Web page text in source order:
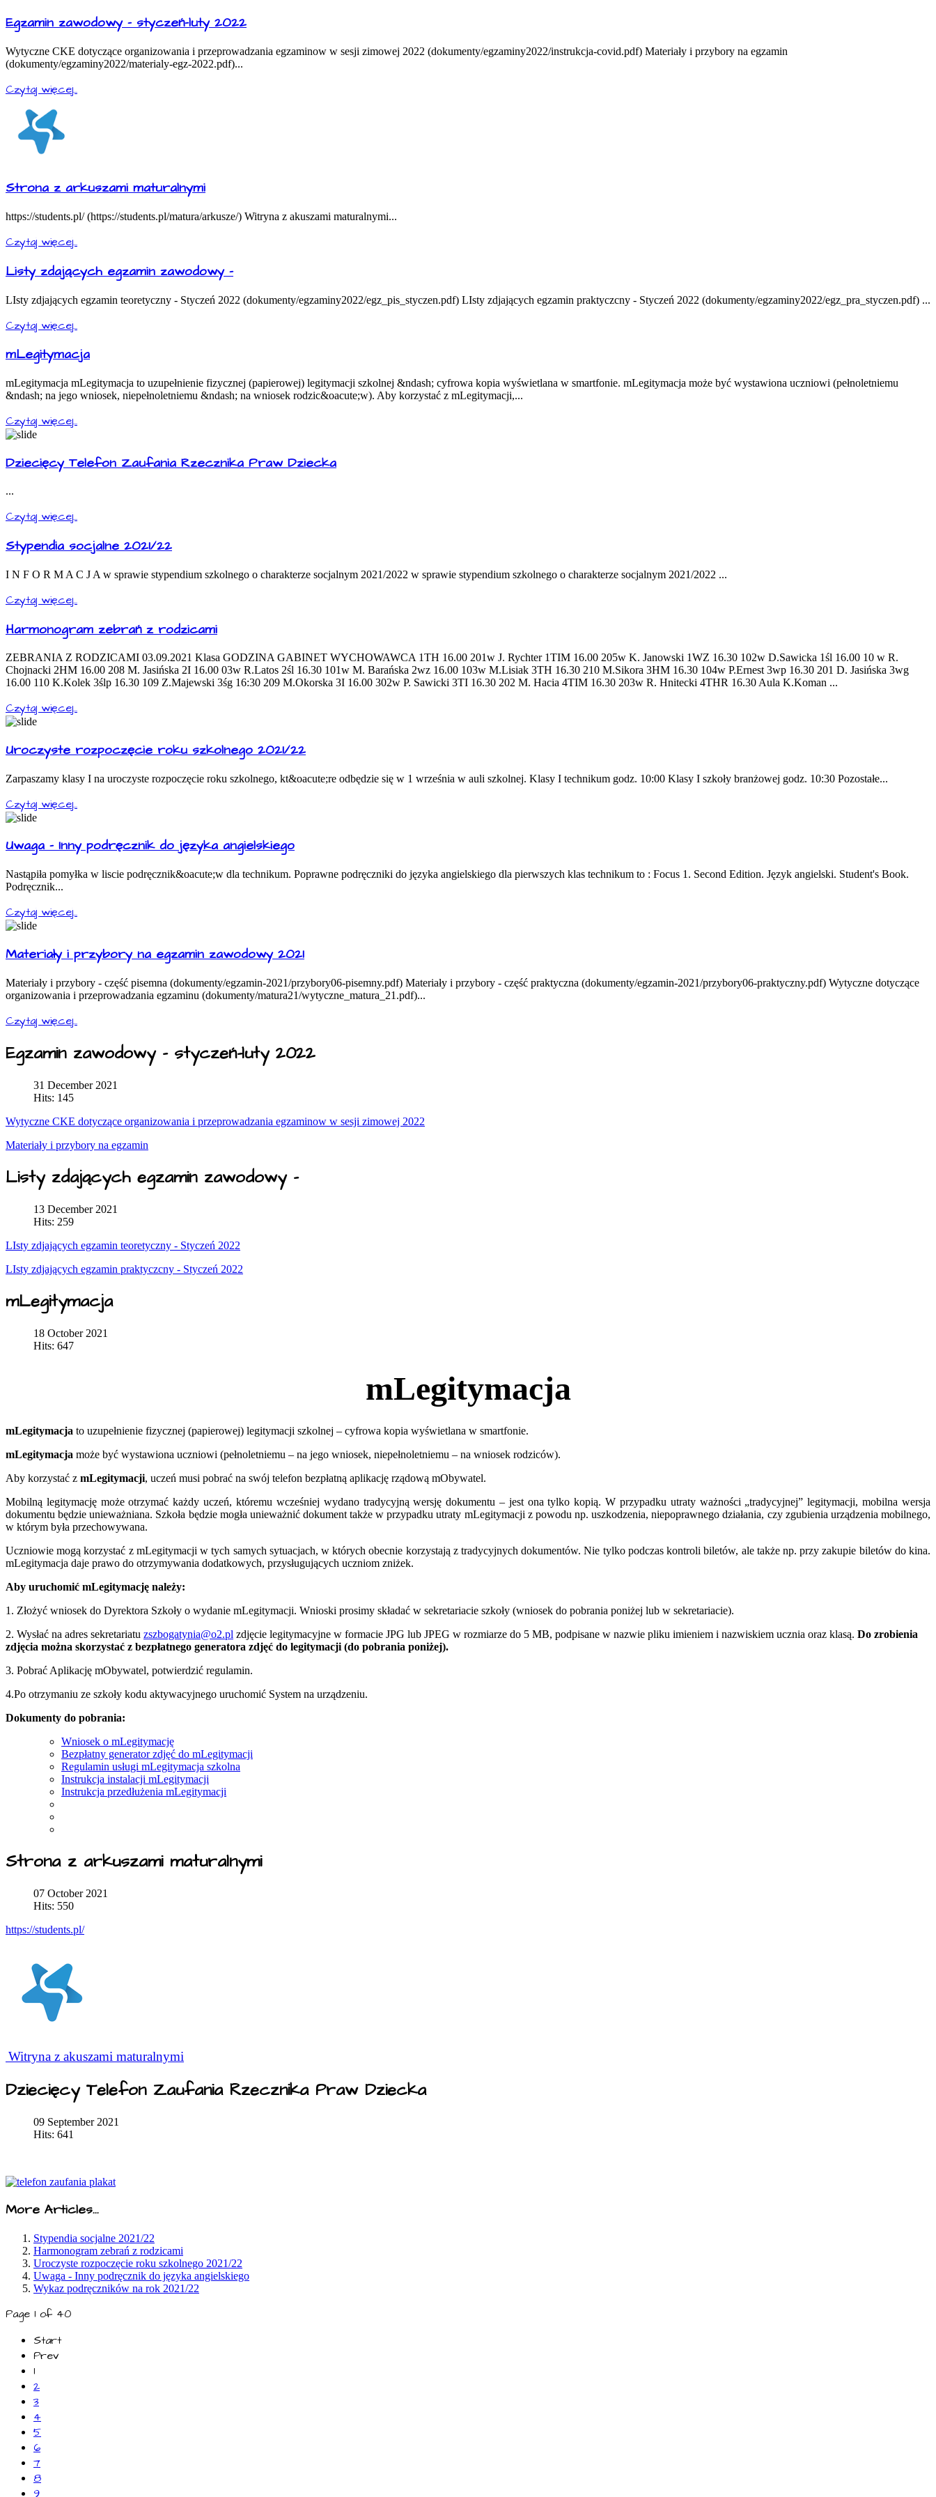
Egzamin zawodowy - styczeń-luty 2022
Wytyczne CKE dotyczące organizowania i przeprowadzania egzaminow w sesji zimowej 2022 (dokumenty/egzaminy2022/instrukcja-covid.pdf) Materiały i przybory na egzamin
(dokumenty/egzaminy2022/materialy-egz-2022.pdf)...
Czytaj więcej...
Strona z arkuszami maturalnymi
https://students.pl/ (https://students.pl/matura/arkusze/) Witryna z akuszami maturalnymi...
Czytaj więcej...
Listy zdających egzamin zawodowy -
LIsty zdjających egzamin teoretyczny - Styczeń 2022 (dokumenty/egzaminy2022/egz_pis_styczen.pdf) LIsty zdjających egzamin praktyczcny - Styczeń 2022 (dokumenty/egzaminy2022/egz_pra_styczen.pdf) ...
Czytaj więcej...
mLegitymacja
mLegitymacja mLegitymacja to uzupełnienie fizycznej (papierowej) legitymacji szkolnej &ndash; cyfrowa kopia wyświetlana w smartfonie. mLegitymacja może być wystawiona uczniowi (pełnoletniemu
&ndash; na jego wniosek, niepełnoletniemu &ndash; na wniosek rodzic&oacute;w). Aby korzystać z mLegitymacji,...
Czytaj więcej...
Dziecięcy Telefon Zaufania Rzecznika Praw Dziecka
...
Czytaj więcej...
Stypendia socjalne 2021/22
I N F O R M A C J A w sprawie stypendium szkolnego o charakterze socjalnym 2021/2022 w sprawie stypendium szkolnego o charakterze socjalnym 2021/2022 ...
Czytaj więcej...
Harmonogram zebrań z rodzicami
ZEBRANIA Z RODZICAMI 03.09.2021 Klasa GODZINA GABINET WYCHOWAWCA 1TH 16.00 201w J. Rychter 1TIM 16.00 205w K. Janowski 1WZ 16.30 102w D.Sawicka 1śl 16.00 10 w R.
Chojnacki 2HM 16.00 208 M. Jasińska 2I 16.00 03w R.Latos 2śl 16.30 101w M. Barańska 2wz 16.00 103w M.Lisiak 3TH 16.30 210 M.Sikora 3HM 16.30 104w P.Ernest 3wp 16.30 201 D. Jasińska 3wg
16.00 110 K.Kolek 3ślp 16.30 109 Z.Majewski 3śg 16:30 209 M.Okorska 3I 16.00 302w P. Sawicki 3TI 16.30 202 M. Hacia 4TIM 16.30 203w R. Hnitecki 4THR 16.30 Aula K.Koman ...
Czytaj więcej...
Uroczyste rozpoczęcie roku szkolnego 2021/22
Zarpaszamy klasy I na uroczyste rozpoczęcie roku szkolnego, kt&oacute;re odbędzie się w 1 września w auli szkolnej. Klasy I technikum godz. 10:00 Klasy I szkoły branżowej godz. 10:30 Pozostałe...
Czytaj więcej...
Uwaga - Inny podręcznik do języka angielskiego
Nastąpiła pomyłka w liscie podręcznik&oacute;w dla technikum. Poprawne podręczniki do języka angielskiego dla pierwszych klas technikum to : Focus 1. Second Edition. Język angielski. Student's Book.
Podręcznik...
Czytaj więcej...
Materiały i przybory na egzamin zawodowy 2021
Materiały i przybory - część pisemna (dokumenty/egzamin-2021/przybory06-pisemny.pdf) Materiały i przybory - część praktyczna (dokumenty/egzamin-2021/przybory06-praktyczny.pdf) Wytyczne dotyczące
organizowania i przeprowadzania egzaminu (dokumenty/matura21/wytyczne_matura_21.pdf)...
Czytaj więcej...
Egzamin zawodowy - styczeń-luty 2022
31 December 2021
Hits: 145
Wytyczne CKE dotyczące organizowania i przeprowadzania egzaminow w sesji zimowej 2022
Materiały i przybory na egzamin
Listy zdających egzamin zawodowy -
13 December 2021
Hits: 259
LIsty zdjających egzamin teoretyczny - Styczeń 2022
LIsty zdjających egzamin praktyczcny - Styczeń 2022
mLegitymacja
18 October 2021
Hits: 647
mLegitymacja
mLegitymacja to uzupełnienie fizycznej (papierowej) legitymacji szkolnej – cyfrowa kopia wyświetlana w smartfonie.
mLegitymacja może być wystawiona uczniowi (pełnoletniemu – na jego wniosek, niepełnoletniemu – na wniosek rodziców).
Aby korzystać z mLegitymacji, uczeń musi pobrać na swój telefon bezpłatną aplikację rządową mObywatel.
Mobilną legitymację może otrzymać każdy uczeń, któremu wcześniej wydano tradycyjną wersję dokumentu – jest ona tylko kopią. W przypadku utraty ważności „tradycyjnej” legitymacji, mobilna wersja
dokumentu będzie unieważniana. Szkoła będzie mogła unieważnić dokument także w przypadku utraty mLegitymacji z powodu np. uszkodzenia, niepoprawnego działania, czy zgubienia urządzenia mobilnego,
w którym była przechowywana.
Uczniowie mogą korzystać z mLegitymacji w tych samych sytuacjach, w których obecnie korzystają z tradycyjnych dokumentów. Nie tylko podczas kontroli biletów, ale także np. przy zakupie biletów do kina.
mLegitymacja daje prawo do otrzymywania dodatkowych, przysługujących uczniom zniżek.
Aby uruchomić mLegitymację należy:
1. Złożyć wniosek do Dyrektora Szkoły o wydanie mLegitymacji. Wnioski prosimy składać w sekretariacie szkoły (wniosek do pobrania poniżej lub w sekretariacie).
2. Wysłać na adres sekretariatu zszbogatynia@o2.pl zdjęcie legitymacyjne w formacie JPG lub JPEG w rozmiarze do 5 MB, podpisane w nazwie pliku imieniem i nazwiskiem ucznia oraz klasą. Do zrobienia
zdjęcia można skorzystać z bezpłatnego generatora zdjęć do legitymacji (do pobrania poniżej).
3. Pobrać Aplikację mObywatel, potwierdzić regulamin.
4.Po otrzymaniu ze szkoły kodu aktywacyjnego uruchomić System na urządzeniu.
Dokumenty do pobrania:
Wniosek o mLegitymację
Bezpłatny generator zdjęć do mLegitymacji
Regulamin usługi mLegitymacja szkolna
Instrukcja instalacji mLegitymacji
Instrukcja przedłużenia mLegitymacji
Strona z arkuszami maturalnymi
07 October 2021
Hits: 550
https://students.pl/
Witryna z akuszami maturalnymi
Dziecięcy Telefon Zaufania Rzecznika Praw Dziecka
09 September 2021
Hits: 641
More Articles...
Stypendia socjalne 2021/22
Harmonogram zebrań z rodzicami
Uroczyste rozpoczęcie roku szkolnego 2021/22
Uwaga - Inny podręcznik do języka angielskiego
Wykaz podręczników na rok 2021/22
Page 1 of 40
Start
Prev
1
2
3
4
5
6
7
8
9